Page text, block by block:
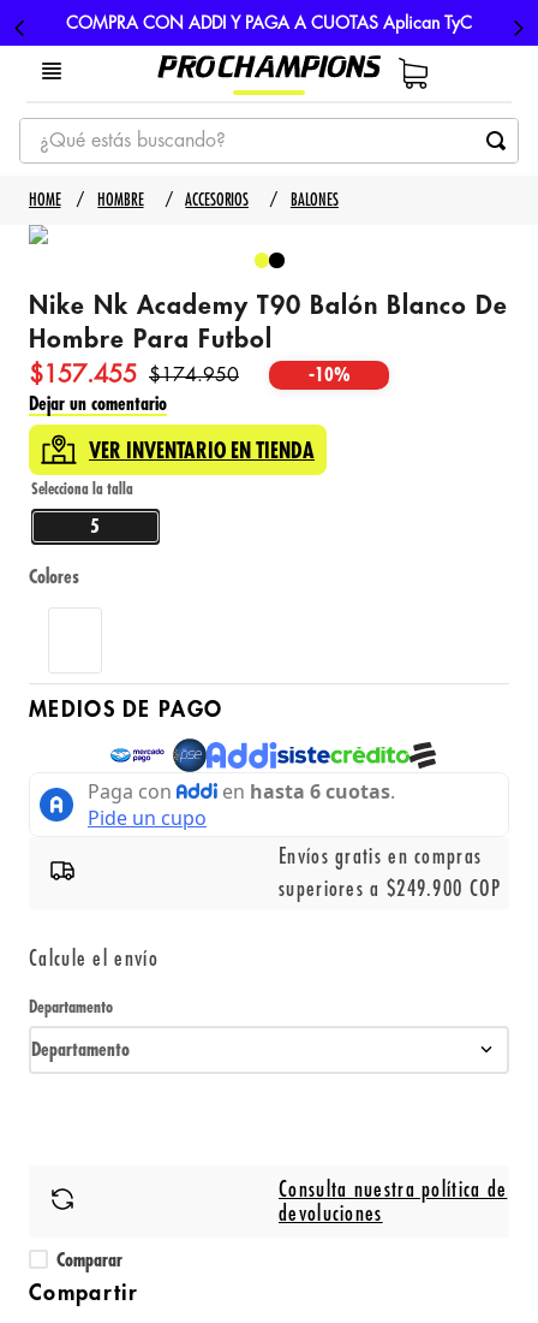
COMPRA CON ADDI Y PAGA A CUOTAS Aplican TyC
¿Qué estás buscando?
TÉRMINOS MÁS BUSCADOS
1
3. nike
4. guayos
5
HOMBRE ACCESORIOS BALONES
Nike Nk Academy T90 Balón Blanco De
Hombre Para Futbol
$157.455 $174.950 -10%
Dejar un comentario
VER INVENTARIO EN TIENDA
5
Colores
MEDIOS DE PAGO
Envíos gratis en compras
superiores a $249.900 COP
Calcule el envío
Departamento
Departamento
Consulta nuestra política de
devoluciones
Comparar